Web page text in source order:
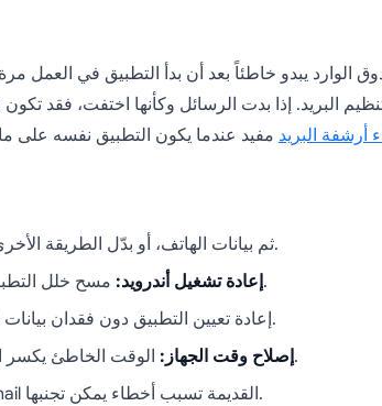
الوارد يبدو خاطئاً بعد أن بدأ التطبيق في العمل
البريد. إذا بدت الرسائل وكأنها اختفت، فقد
أرشفة البريد مفيد عندما يكون التطبيق نفسه على
جرب Wi-Fi، ثم بيانات الهاتف، أو بدّل الطريقة الأخرى.
إعادة تشغيل أندرويد:مسح خلل التطبيق المؤقت ومشاكل المزامنة.
إعادة تعيين التطبيق دون فقدان بيانات الحساب.
إصلاح وقت الجهاز:الوقت الخاطئ يكسر المزامنة أكثر مما يدرك الناس.
إصدارات Gmail القديمة تسبب أخطاء يمكن تجنبها.